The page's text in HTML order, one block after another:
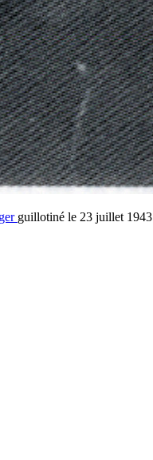
guillotiné le 23 juillet 1943